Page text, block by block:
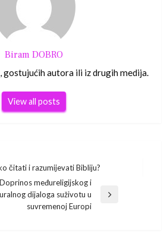
Biram DOBRO
gostujućih autora ili iz drugih medija.
View all posts
čitati i razumijevati Bibliju?
međureligijskog i
dijaloga suživotu u
suvremenoj Europi